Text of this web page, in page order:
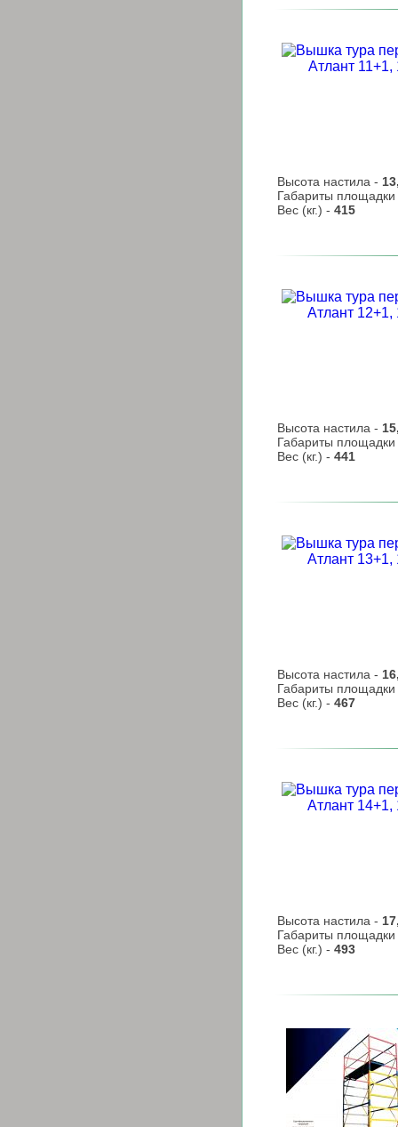
Высота настила -
Габариты
Вес (кг.) - 415
Высота настила -
Габариты
Вес (кг.) - 441
Высота настила -
Габариты
Вес (кг.) - 467
Высота настила -
Габариты
Вес (кг.) - 493